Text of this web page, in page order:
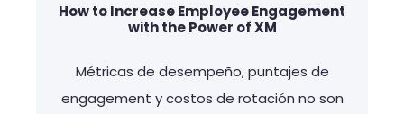
How to Increase Employee Engagement
with the Power of XM
Métricas de desempeño, puntajes de
engagement y costos de rotación no son